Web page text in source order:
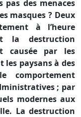
des menaces
masques ? Deux
à l’heure
la destruction
causée par les
les paysans à des
comportement
; par
modernes aux
La destruction